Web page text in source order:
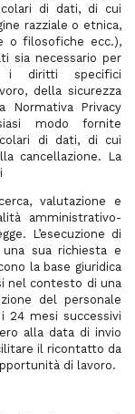
di dati, di cui
razziale o etnica,
o filosofiche ecc.),
sia necessario per
i diritti specifici
della sicurezza
Normativa Privacy
modo fornite
di dati, di cui
cancellazione. La
valutazione e
amministrativo-
L’esecuzione di
sua richiesta e
la base giuridica
nel contesto di una
del personale
24 mesi successivi
alla data di invio
il ricontatto da
di lavoro.